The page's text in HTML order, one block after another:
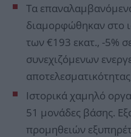
Τα
διαμορφώθηκαν στο
των €193 εκατ., -5%
συνεχιζόμενων
αποτελεσματικότητας
Ιστορικά χαμηλό
51 μονάδες βάσης.
προμηθειών